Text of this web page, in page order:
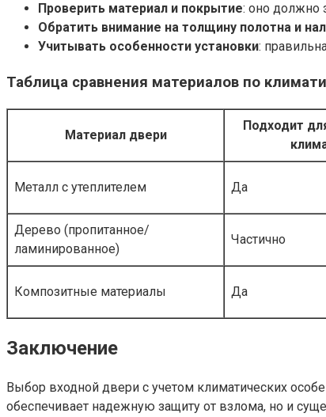
Проверить материал и покрытие: оно должно
Обратить внимание на толщину полотна и
Учитывать особенности установки:
Таблица сравнения материалов по
Материал двери
Подходит
Металл с утеплителем Да
Дерево (пропитанное/
ламинированное)
Частично
Композитные материалы Да
Заключение
Выбор входной двери с учетом климатических
обеспечивает надежную защиту от взлома, но и